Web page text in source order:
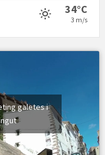
34°C
3 m/s
galetes i